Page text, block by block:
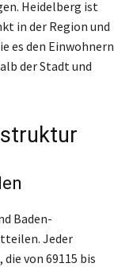
Heidelberg ist
in der Region und
es den Einwohnern
der Stadt und
Baden-
Jeder
von 69115 bis